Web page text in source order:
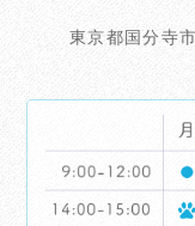
東京都国分寺